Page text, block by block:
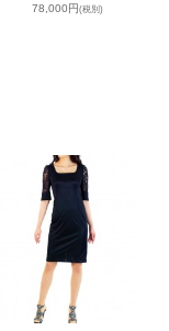
78,000円(税別)